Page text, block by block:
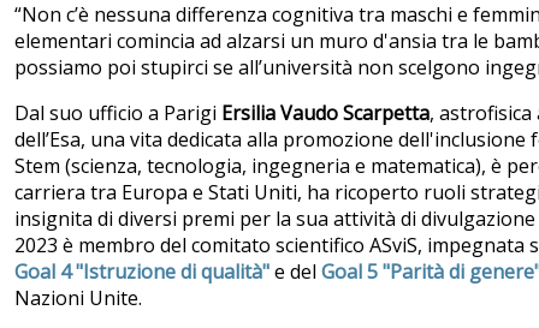
“Non c’è nessuna differenza cognitiva tra maschi e
elementari comincia ad alzarsi un muro d'ansia tra le
possiamo poi stupirci se all’università non scelgono
Dal suo ufficio a Parigi Ersilia Vaudo Scarpetta, astrofisica
dell’Esa, una vita dedicata alla promozione dell'inclusione
Stem (scienza, tecnologia, ingegneria e matematica), è
carriera tra Europa e Stati Uniti, ha ricoperto ruoli
insignita di diversi premi per la sua attività di
2023 è membro del comitato scientifico ASviS,
Goal 4 "Istruzione di qualità"e del Goal 5 "Parità di
Nazioni Unite.